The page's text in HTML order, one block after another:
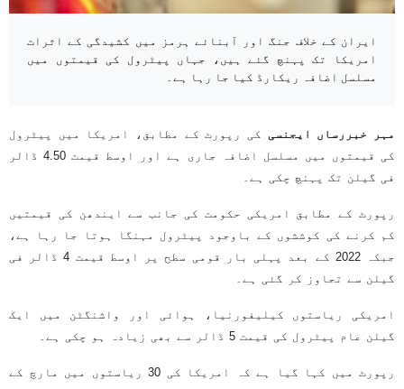
ایران کے خلاف جنگ اور آبنائے ہرمز میں کشیدگی کے اثرات
امریکا تک پہنچ گئے ہیں، جہاں پیٹرول کی قیمتوں میں
مسلسل اضافہ ریکارڈ کیا جا رہا ہے۔
مہر خبررساں ایجنسی کی رپورٹ کے مطابق، امریکا میں پیٹرول
کی قیمتوں میں مسلسل اضافہ جاری ہے اور اوسط قیمت 4.50 ڈالر
فی گیلن تک پہنچ چکی ہے۔
رپورٹ کے مطابق امریکی حکومت کی جانب سے ایندھن کی قیمتیں
کم کرنے کی کوششوں کے باوجود پیٹرول مہنگا ہوتا جا رہا ہے،
جبکہ 2022 کے بعد پہلی بار قومی سطح پر اوسط قیمت 4 ڈالر فی
گیلن سے تجاوز کر گئی ہے۔
امریکی ریاستوں کیلیفورنیا، ہوائی اور واشنگٹن میں ایک
گیلن عام پیٹرول کی قیمت 5 ڈالر سے بھی زیادہ ہو چکی ہے۔
رپورٹ میں کہا گیا ہے کہ امریکا کی 30 ریاستوں میں مارچ کے